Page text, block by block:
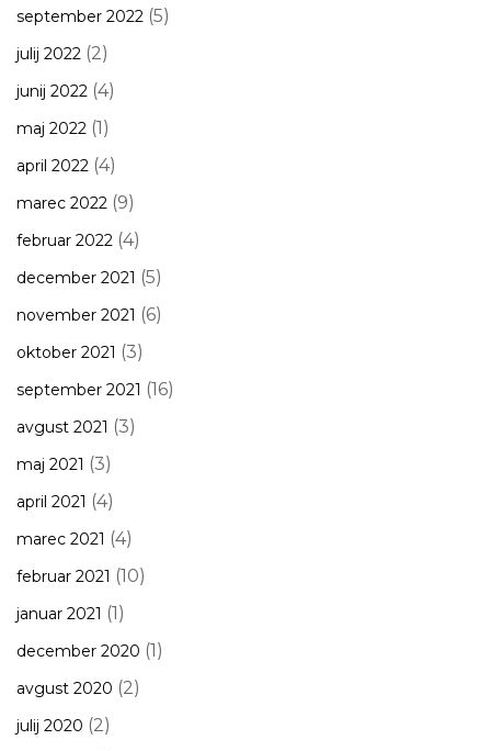
september 2022 (5)
julij 2022 (2)
junij 2022 (4)
maj 2022 (1)
april 2022 (4)
marec 2022 (9)
februar 2022 (4)
december 2021 (5)
november 2021 (6)
oktober 2021 (3)
september 2021 (16)
avgust 2021 (3)
maj 2021 (3)
april 2021 (4)
marec 2021 (4)
februar 2021 (10)
januar 2021 (1)
december 2020 (1)
avgust 2020 (2)
julij 2020 (2)